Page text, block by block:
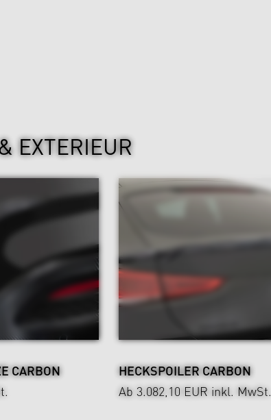
EXTERIEUR
CARBON
HECKSPOILER CARBON
Ab 3.082,10 EUR inkl. MwSt.